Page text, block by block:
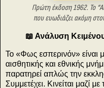
Πρώτη έκδοση 1962. Το
που ευωδιάζει ακόμη
📖 Ανάλυση
Το «Φως εσπερινόν» είναι
αισθητικής και εθνικής
παρατηρεί απλώς την
Συμμετέχει. Κινείται μαζί